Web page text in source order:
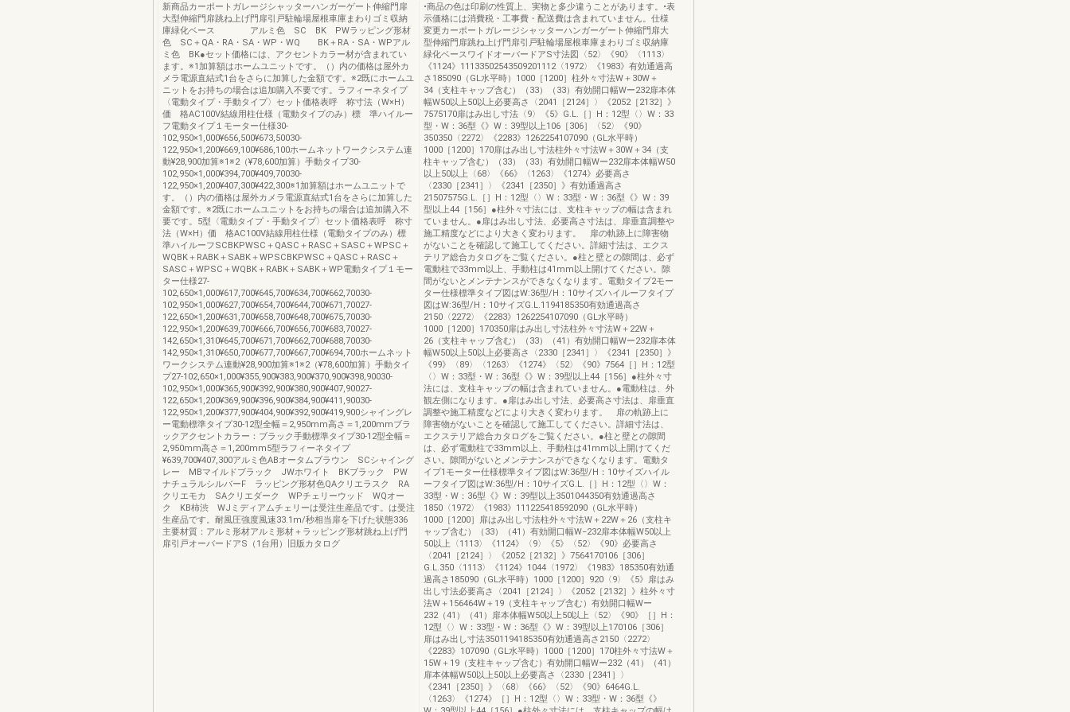
新商品カーポートガレージシャッターハンガーゲート伸縮門扉
大型伸縮門扉跳ね上げ門扉引戸駐輪場屋根車庫まわりゴミ収納
庫緑化ベース アルミ色 SC BK PWラッピング形材
色 SC＋QA・RA・SA・WP・WQ BK＋RA・SA・WPアル
ミ色 BK●セット価格には、アクセントカラー材が含まれてい
ます。※1加算額はホームユニットです。（）内の価格は屋外カ
メラ電源直結式1台をさらに加算した金額です。※2既にホームユ
ニットをお持ちの場合は追加購入不要です。ラフィーネタイプ
〈電動タイプ・手動タイプ〉セット価格表呼 称寸法（W×H）
価 格AC100V結線用柱仕様（電動タイプのみ）標 準ハイルー
フ電動タイプ１モーター仕様30-
102,950×1,000¥656,500¥673,50030-
122,950×1,200¥669,100¥686,100ホームネットワークシステム連
動¥28,900加算※1※2（¥78,600加算）手動タイプ30-
102,950×1,000¥394,700¥409,70030-
122,950×1,200¥407,300¥422,300※1加算額はホームユニットで
す。（）内の価格は屋外カメラ電源直結式1台をさらに加算した
金額です。※2既にホームユニットをお持ちの場合は追加購入不
要です。5型〈電動タイプ・手動タイプ〉セット価格表呼 称寸
法（W×H）価 格AC100V結線用柱仕様（電動タイプのみ）標
準ハイルーフSCBKPWSC＋QASC＋RASC＋SASC＋WPSC＋
WQBK＋RABK＋SABK＋WPSCBKPWSC＋QASC＋RASC＋
SASC＋WPSC＋WQBK＋RABK＋SABK＋WP電動タイプ１モー
ター仕様27-
102,650×1,000¥617,700¥645,700¥634,700¥662,70030-
102,950×1,000¥627,700¥654,700¥644,700¥671,70027-
122,650×1,200¥631,700¥658,700¥648,700¥675,70030-
122,950×1,200¥639,700¥666,700¥656,700¥683,70027-
142,650×1,310¥645,700¥671,700¥662,700¥688,70030-
142,950×1,310¥650,700¥677,700¥667,700¥694,700ホームネット
ワークシステム連動¥28,900加算※1※2（¥78,600加算）手動タイ
プ27-102,650×1,000¥355,900¥383,900¥370,900¥398,90030-
102,950×1,000¥365,900¥392,900¥380,900¥407,90027-
122,650×1,200¥369,900¥396,900¥384,900¥411,90030-
122,950×1,200¥377,900¥404,900¥392,900¥419,900シャイングレ
ー電動標準タイプ30-12型全幅＝2,950mm高さ＝1,200mmブラ
ックアクセントカラー：ブラック手動標準タイプ30-12型全幅＝
2,950mm高さ＝1,200mm5型ラフィーネタイプ
¥639,700¥407,300アルミ色ABオータムブラウン SCシャイング
レー MBマイルドブラック JWホワイト BKブラック PW
ナチュラルシルバーF ラッピング形材色QAクリエラスク RA
クリエモカ SAクリエダーク WPチェリーウッド WQオー
ク KB柿渋 WJミディアムチェリーは受注生産品です。は受注
生産品です。耐風圧強度風速33.1m/秒相当扉を下げた状態336
主要材質：アルミ形材アルミ形材＋ラッピング形材跳ね上げ門
扉引戸オーバードアS（1台用）旧版カタログ
•商品の色は印刷の性質上、実物と多少違うことがあります。•表
示価格には消費税・工事費・配送費は含まれていません。仕様
変更カーポートガレージシャッターハンガーゲート伸縮門扉大
型伸縮門扉跳ね上げ門扉引戸駐輪場屋根車庫まわりゴミ収納庫
緑化ベースワイドオーバードアS寸法図〈52〉《90》〈1113〉
《1124》11133502543509201112〈1972〉《1983》有効通過高
さ185090（GL水平時）1000［1200］柱外々寸法W＋30W＋
34（支柱キャップ含む）（33）（33）有効開口幅Wー232扉本体
幅W50以上50以上必要高さ〈2041［2124］〉《2052［2132］》
7575170扉はみ出し寸法〈9〉《5》G.L.［］H：12型〈〉W：33
型・W：36型《》W：39型以上106［306］〈52〉《90》
350350〈2272〉《2283》1262254107090（GL水平時）
1000［1200］170扉はみ出し寸法柱外々寸法W＋30W＋34（支
柱キャップ含む）（33）（33）有効開口幅Wー232扉本体幅W50
以上50以上〈68〉《66》〈1263〉《1274》必要高さ
〈2330［2341］〉《2341［2350］》有効通過高さ
21507575G.L.［］H：12型〈〉W：33型・W：36型《》W：39
型以上44［156］●柱外々寸法には、支柱キャップの幅は含まれ
ていません。●扉はみ出し寸法、必要高さ寸法は、扉垂直調整や
施工精度などにより大きく変わります。 扉の軌跡上に障害物
がないことを確認して施工してください。詳細寸法は、エクス
テリア総合カタログをご覧ください。●柱と壁との隙間は、必ず
電動柱で33mm以上、手動柱は41mm以上開けてください。隙
間がないとメンテナンスができなくなります。電動タイプ2モー
ター仕様標準タイプ図はW:36型/H：10サイズハイルーフタイプ
図はW:36型/H：10サイズG.L.1194185350有効通過高さ
2150〈2272〉《2283》1262254107090（GL水平時）
1000［1200］170350扉はみ出し寸法柱外々寸法W＋22W＋
26（支柱キャップ含む）（33）（41）有効開口幅Wー232扉本体
幅W50以上50以上必要高さ〈2330［2341］〉《2341［2350］》
《99》〈89〉〈1263〉《1274》〈52〉《90》7564［］H：12型
〈〉W：33型・W：36型《》W：39型以上44［156］●柱外々寸
法には、支柱キャップの幅は含まれていません。●電動柱は、外
観左側になります。●扉はみ出し寸法、必要高さ寸法は、扉垂直
調整や施工精度などにより大きく変わります。 扉の軌跡上に
障害物がないことを確認して施工してください。詳細寸法は、
エクステリア総合カタログをご覧ください。●柱と壁との隙間
は、必ず電動柱で33mm以上、手動柱は41mm以上開けてくだ
さい。隙間がないとメンテナンスができなくなります。電動タ
イプ1モーター仕様標準タイプ図はW:36型/H：10サイズハイル
ーフタイプ図はW:36型/H：10サイズG.L.［］H：12型〈〉W：
33型・W：36型《》W：39型以上3501044350有効通過高さ
1850〈1972〉《1983》111225418592090（GL水平時）
1000［1200］扉はみ出し寸法柱外々寸法W＋22W＋26（支柱キ
ャップ含む）（33）（41）有効開口幅W−232扉本体幅W50以上
50以上〈1113〉《1124》〈9〉《5》〈52〉《90》必要高さ
〈2041［2124］〉《2052［2132］》7564170106［306］
G.L.350〈1113〉《1124》1044〈1972〉《1983》185350有効通
過高さ185090（GL水平時）1000［1200］920〈9〉《5》扉はみ
出し寸法必要高さ〈2041［2124］〉《2052［2132］》柱外々寸
法W＋156464W＋19（支柱キャップ含む）有効開口幅Wー
232（41）（41）扉本体幅W50以上50以上〈52〉《90》［］H：
12型〈〉W：33型・W：36型《》W：39型以上170106［306］
扉はみ出し寸法3501194185350有効通過高さ2150〈2272〉
《2283》107090（GL水平時）1000［1200］170柱外々寸法W＋
15W＋19（支柱キャップ含む）有効開口幅Wー232（41）（41）
扉本体幅W50以上50以上必要高さ〈2330［2341］〉
《2341［2350］》〈68〉《66》〈52〉《90》6464G.L.
〈1263〉《1274》［］H：12型〈〉W：33型・W：36型《》